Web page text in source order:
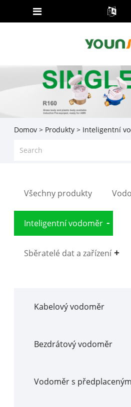
Domov > Produkty> Inteligentní
Všechny produkty
Inteligentní vodoměr
Sběratelé dat a zařízení
Kabelový vodoměr
Bezdrátový vodoměr
Vodoměr s